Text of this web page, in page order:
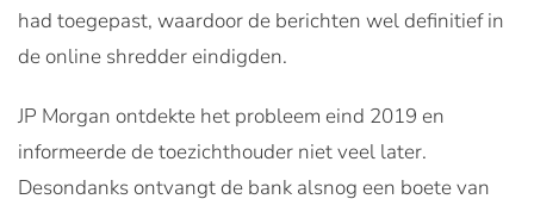
had toegepast, waardoor de berichten wel definitief in
de online shredder eindigden.
JP Morgan ontdekte het probleem eind 2019 en
informeerde de toezichthouder niet veel later.
Desondanks ontvangt de bank alsnog een boete van